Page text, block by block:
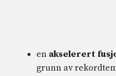
en akselerert
grunn av